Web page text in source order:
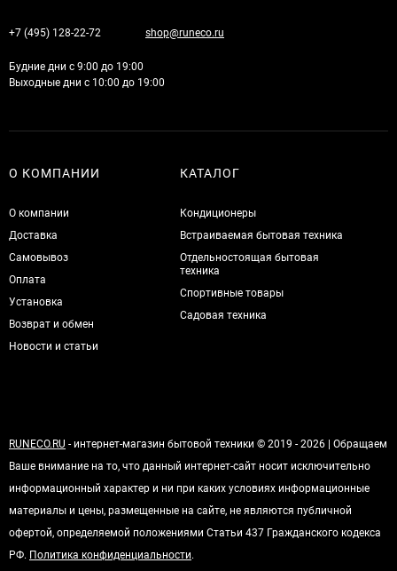
+7 (495) 128-22-72 shop@runeco.ru
Будние дни с 9:00 до 19:00
Выходные дни с 10:00 до 19:00
О КОМПАНИИ
О компании
Доставка
Самовывоз
Оплата
Установка
Возврат и обмен
Новости и статьи
КАТАЛОГ
Кондиционеры
Встраиваемая бытовая техника
Отдельностоящая бытовая
техника
Спортивные товары
Садовая техника
RUNECO.RU - интернет-магазин бытовой техники © 2019 - 2026 | Обращаем
Ваше внимание на то, что данный интернет-сайт носит исключительно
информационный характер и ни при каких условиях информационные
материалы и цены, размещенные на сайте, не являются публичной
офертой, определяемой положениями Статьи 437 Гражданского кодекса
РФ. Политика конфиденциальности.